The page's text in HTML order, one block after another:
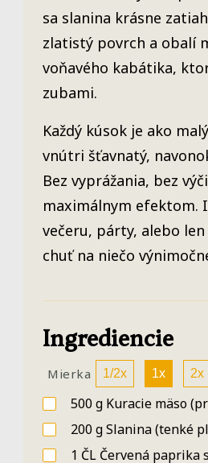
sa slanina krásne
zlatistý povrch a obalí
voňavého kabátika,
zubami.
Každý kúsok je ako
vnútri šťavnatý,
Bez vyprážania, bez
maximálnym efektom.
večeru, párty, alebo
chuť na niečo
Ingrediencie
Mierka 1/2x 1x 2x
500g Kuracie mäso
200gSlanina(tenké
1 ČL Červená paprika